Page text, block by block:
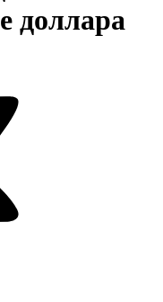
доллара